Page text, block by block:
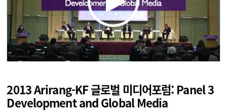
2013 Arirang-KF 글로벌 미디어포럼: Panel 3
Development and Global Media